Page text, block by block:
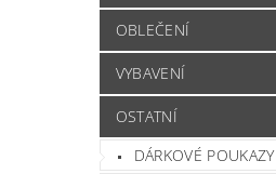
OBLEČENÍ
VYBAVENÍ
OSTATNÍ
DÁRKOVÉ POUKAZY